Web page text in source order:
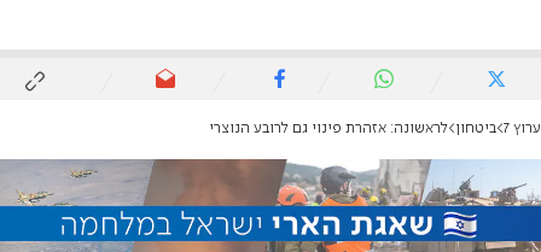
ערוץ 7 ביטחון לראשונה: אזהרת פינוי גם לרובע הנוצרי